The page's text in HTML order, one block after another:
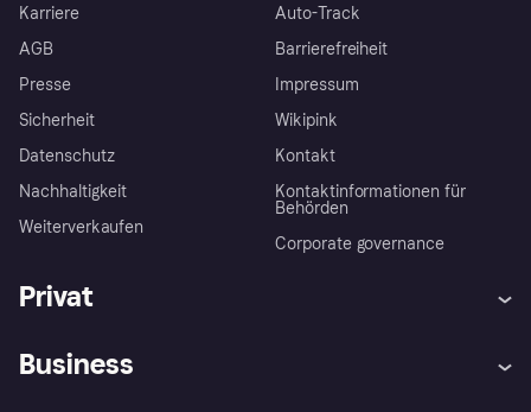
Karriere
AGB
Presse
Sicherheit
Datenschutz
Nachhaltigkeit
Weiterverkaufen
Auto-Track
Barrierefreiheit
Impressum
Wikipink
Kontakt
Kontaktinformationen für
Behörden
Corporate governance
Privat
Business